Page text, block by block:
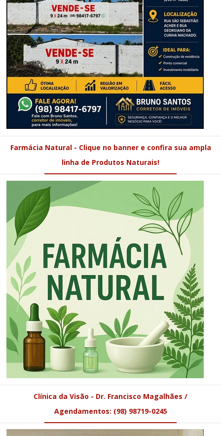
Farmácia Natural - Clique no banner e confira sua ampla
linha de Produtos Naturais!
Clínica da Visão - Dr. Francisco Magalhães /
Agendamentos: (98) 98719-0245